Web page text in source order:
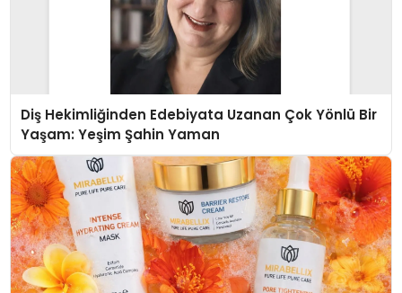
Diş Hekimliğinden Edebiyata Uzanan Çok Yönlü Bir
Yaşam: Yeşim Şahin Yaman